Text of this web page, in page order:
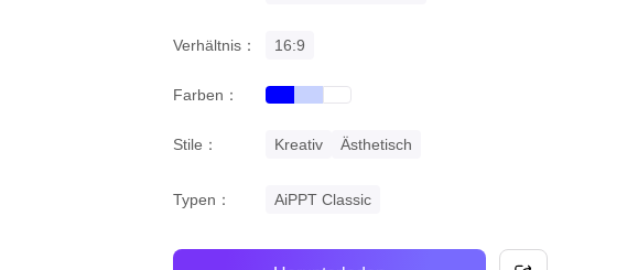
Verhältnis： 16:9
Farben： bluegradient
white
Stile： Kreativ Ästhetisch
Typen： AiPPT Classic